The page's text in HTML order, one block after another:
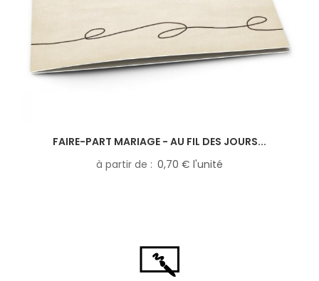
FAIRE-PART MARIAGE - AU FIL DES JOURS...
à partir de
0,70 € l'unité